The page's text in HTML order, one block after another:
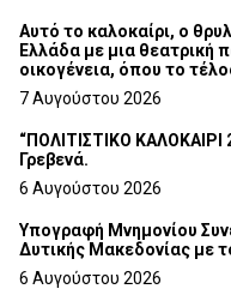
Αυτό το καλοκαίρι, ο
Ελλάδα με μια θεατρική
οικογένεια,
7 Αυγούστου 2026
“ΠΟΛΙΤΙΣΤΙΚΟ ΚΑΛΟΚΑΙΡΙ
Γρεβενά.
6 Αυγούστου 2026
Υπογραφή Μνημονίου
Δυτικής Μακεδονίας με
6 Αυγούστου 2026